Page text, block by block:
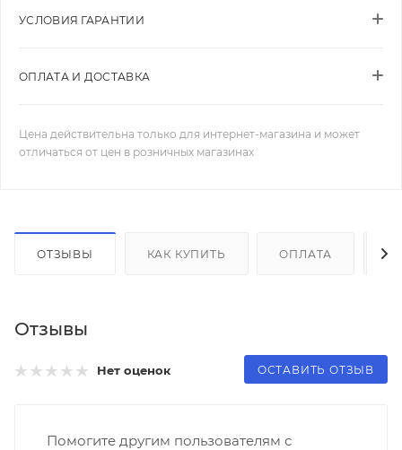
УСЛОВИЯ ГАРАНТИИ
ОПЛАТА И ДОСТАВКА
Цена действительна только для интернет-магазина и может
отличаться от цен в розничных магазинах
ОТЗЫВЫ КАК КУПИТЬ ОПЛАТА
Отзывы
Нет оценок ОСТАВИТЬ ОТЗЫВ
Помогите другим пользователям с